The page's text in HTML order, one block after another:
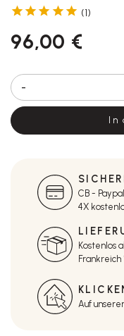
     (1)
96,00 €
-
CB -
4X
Kostenlos
Frankreich
Auf